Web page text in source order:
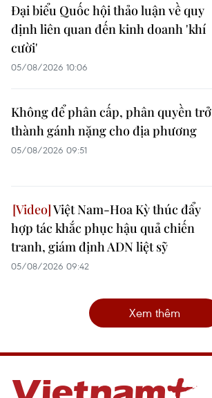
Đại biểu Quốc hội thảo luận về quy
định liên quan đến kinh doanh 'khí
cười'
05/08/2026 10:06
Không để phân cấp, phân quyền trở
thành gánh nặng cho địa phương
05/08/2026 09:51
Việt Nam-Hoa Kỳ thúc đẩy
hợp tác khắc phục hậu quả chiến
tranh, giám định ADN liệt sỹ
05/08/2026 09:42
Xem thêm